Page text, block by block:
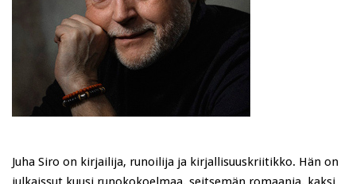
Juha Siro on kirjailija, runoilija ja kirjallisuuskriitikko. Hän on